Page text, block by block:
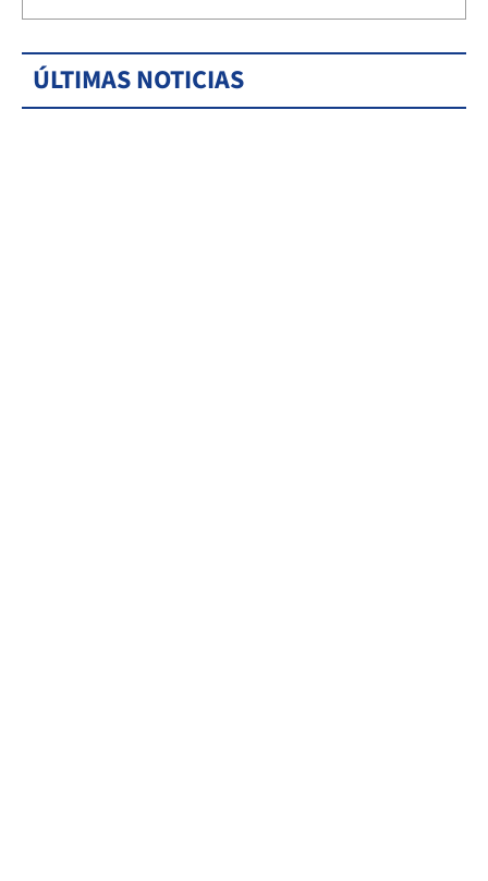
ÚLTIMAS NOTICIAS